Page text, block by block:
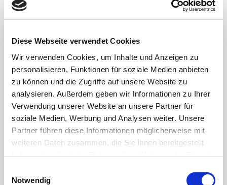
Diese Webseite verwendet Cookies
Wir verwenden Cookies, um Inhalte und Anzeigen zu
personalisieren, Funktionen für soziale Medien anbieten
zu können und die Zugriffe auf unsere Website zu
analysieren. Außerdem geben wir Informationen zu Ihrer
Verwendung unserer Website an unsere Partner für
soziale Medien, Werbung und Analysen weiter. Unsere
Partner führen diese Informationen möglicherweise mit
weiteren Daten zusammen, die Sie ihnen bereitgestellt
haben oder die sie im Rahmen Ihrer Nutzung der Dienste
Notwendig
95119 Naila, Bürohaus
Büro/Praxis, Bürohaus
Objekt-ID 01885 3 Zimmer
Bürofläche ca.
108 m²
Gesamtfläche ca. 108 m²
Verfügbar